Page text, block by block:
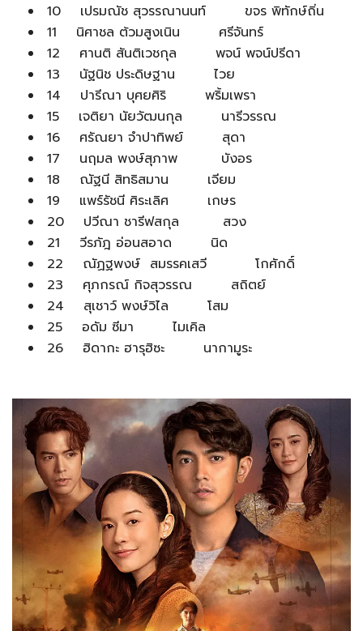
10 เปรมณัช สุวรรณานนท์ ขจร พิทักษ์ถิ่น
11 นิศาชล ต้วมสูงเนิน ศรีจันทร์
12 ศานติ สันติเวชกุล พจน์ พจน์ปรีดา
13 นัฐนิช ประดิษฐาน ไวย
14 ปารีณา บุศยศิริ พริ้มเพรา
15 เจติยา นัยวัฒนกุล นารีวรรณ
16 ศรัณยา จำปาทิพย์ สุดา
17 นฤมล พงษ์สุภาพ บังอร
18 ณัฐนี สิทธิสมาน เจียม
19 แพร์รัชนี ศิระเลิศ เกษร
20 ปวีณา ชารีฟสกุล สวง
21 วีรภัฎ อ่อนสอาด นิด
22 ณัฏฐพงษ์ สมรรคเสวี โกศักดิ์
23 ศุภกรณ์ กิจสุวรรณ สถิตย์
24 สุเชาว์ พงษ์วิไล โสม
25 อดัม ซีมา ไมเคิล
26 ฮิดากะ ฮารุฮิซะ นากามูระ